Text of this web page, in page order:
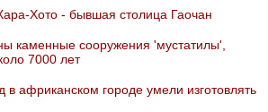
Хото - бывшая столица Гаочан
каменные сооружения 'мустатилы',
7000 лет
в африканском городе умели изготовлять